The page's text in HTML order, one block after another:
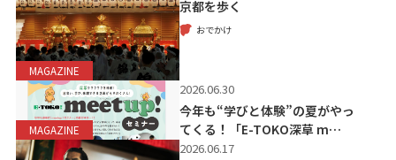
MAGAZINE
京都を歩く
おでかけ
MAGAZINE
2026.06.30
今年も“学びと体験”の夏がやっ
てくる！「E-TOKO深草 m…
2026.06.17